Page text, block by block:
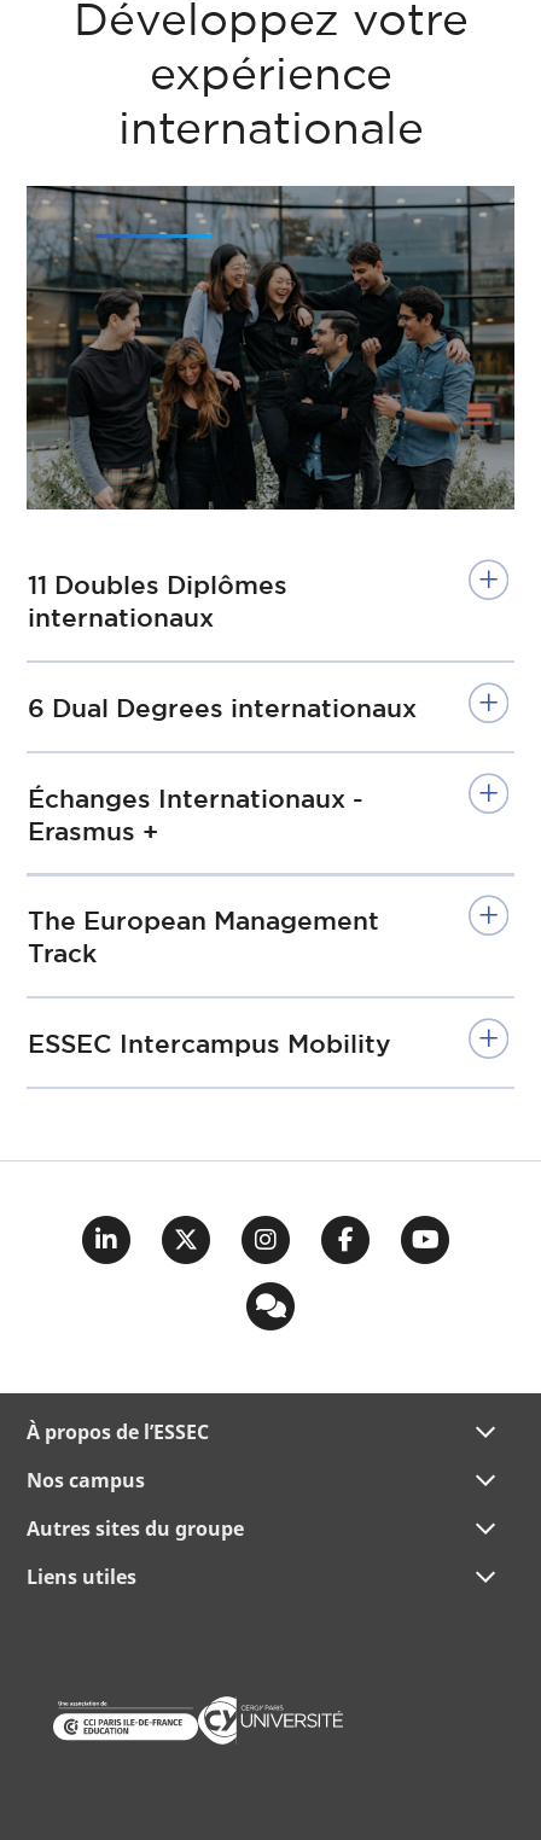
Développez votre
expérience
internationale
11 Doubles Diplômes
internationaux
6 Dual Degrees internationaux
Échanges Internationaux -
Erasmus +
The European Management
Track
ESSEC Intercampus Mobility
À propos de l’ESSEC
Nos campus
Autres sites du groupe
Liens utiles